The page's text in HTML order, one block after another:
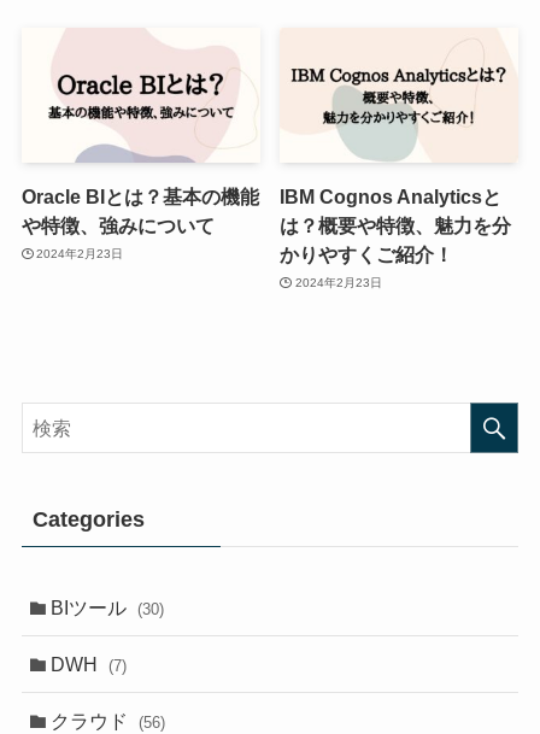
Oracle BIとは？基本の機能
や特徴、強みについて
2024年2月23日
IBM Cognos Analyticsと
は？概要や特徴、魅力を分
かりやすくご紹介！
2024年2月23日
Categories
BIツール (30)
DWH (7)
クラウド (56)